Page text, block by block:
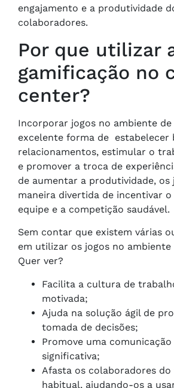
engajamento e a produtividade
colaboradores.
Por que utilizar
gamificação no
center?
Incorporar jogos no ambiente
excelente forma de estabelecer
relacionamentos, estimular o
e promover a troca de
de aumentar a produtividade, os
maneira divertida de incentivar
equipe e a competição saudável.
Sem contar que existem várias
em utilizar os jogos no
Quer ver?
Facilita a cultura de
motivada;
Ajuda na solução ágil de
tomada de decisões;
Promove uma
significativa;
Afasta os colaboradores
habitual, ajudando-os a